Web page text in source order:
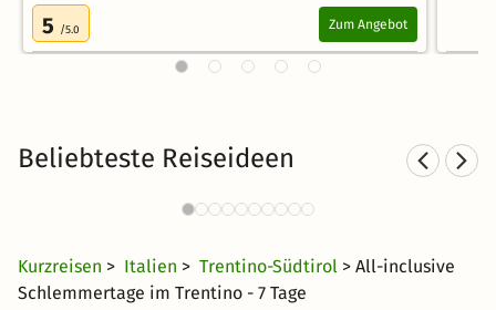
5 /5.0 Zum Angebot
Beliebteste Reiseideen
Kurzurlaub in den Bergen
4417 Angebote
Kurzreisen > Italien > Trentino-Südtirol > All-inclusive
Schlemmertage im Trentino - 7 Tage